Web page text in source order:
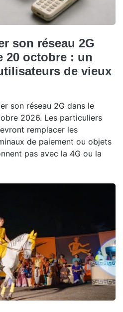
son réseau 2G
20 octobre : un
de vieux
son réseau 2G dans le
2026. Les particuliers
remplacer les
de paiement ou objets
pas avec la 4G ou la